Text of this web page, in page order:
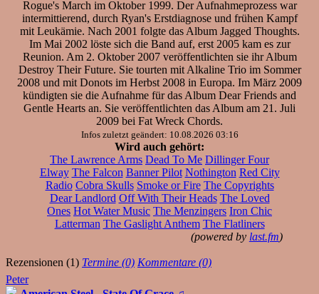
Rogue's March im Oktober 1999. Der Aufnahmeprozess war
intermittierend, durch Ryan's Erstdiagnose und frühen Kampf
mit Leukämie. Nach 2001 folgte das Album Jagged Thoughts.
Im Mai 2002 löste sich die Band auf, erst 2005 kam es zur
Reunion. Am 2. Oktober 2007 veröffentlichten sie ihr Album
Destroy Their Future. Sie tourten mit Alkaline Trio im Sommer
2008 und mit Donots im Herbst 2008 in Europa. Im März 2009
kündigten sie die Aufnahme für das Album Dear Friends and
Gentle Hearts an. Sie veröffentlichten das Album am 21. Juli
2009 bei Fat Wreck Chords.
Infos zuletzt geändert: 10.08.2026 03:16
Wird auch gehört:
The Lawrence Arms Dead To Me Dillinger Four
Elway The Falcon Banner Pilot Nothington Red City
Radio Cobra Skulls Smoke or Fire The Copyrights
Dear Landlord Off With Their Heads The Loved
Ones Hot Water Music The Menzingers Iron Chic
Latterman The Gaslight Anthem The Flatliners
(powered by last.fm)
Rezensionen (1) Termine (0) Kommentare (0)
Peter